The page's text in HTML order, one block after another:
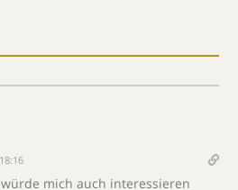
mich auch interessieren